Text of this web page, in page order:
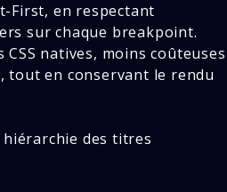
First, en respectant
sur chaque breakpoint.
natives, moins coûteuses
tout en conservant le rendu
hiérarchie des titres